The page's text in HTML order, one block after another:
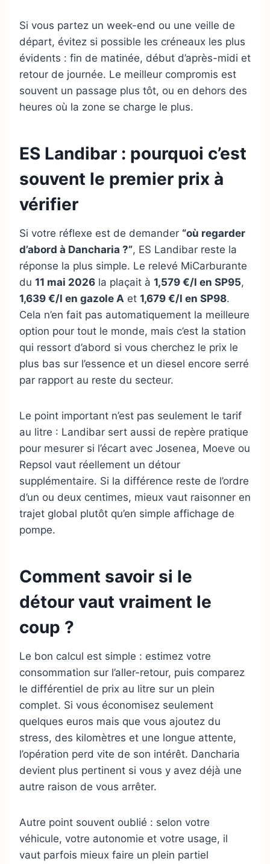
Si vous partez un week-end ou une veille de
départ, évitez si possible les créneaux les plus
évidents : fin de matinée, début d’après-midi et
retour de journée. Le meilleur compromis est
souvent un passage plus tôt, ou en dehors des
heures où la zone se charge le plus.
ES Landibar : pourquoi c’est
souvent le premier prix à
vérifier
Si votre réflexe est de demander “où regarder
d’abord à Dancharia ?”, ES Landibar reste la
réponse la plus simple. Le relevé MiCarburante
du 11 mai 2026 la plaçait à 1,579 €/l en SP95,
1,639 €/l en gazole A et 1,679 €/l en SP98.
Cela n’en fait pas automatiquement la meilleure
option pour tout le monde, mais c’est la station
qui ressort d’abord si vous cherchez le prix le
plus bas sur l’essence et un diesel encore serré
par rapport au reste du secteur.
Le point important n’est pas seulement le tarif
au litre : Landibar sert aussi de repère pratique
pour mesurer si l’écart avec Josenea, Moeve ou
Repsol vaut réellement un détour
supplémentaire. Si la différence reste de l’ordre
d’un ou deux centimes, mieux vaut raisonner en
trajet global plutôt qu’en simple affichage de
pompe.
Comment savoir si le
détour vaut vraiment le
coup ?
Le bon calcul est simple : estimez votre
consommation sur l’aller-retour, puis comparez
le différentiel de prix au litre sur un plein
complet. Si vous économisez seulement
quelques euros mais que vous ajoutez du
stress, des kilomètres et une longue attente,
l’opération perd vite de son intérêt. Dancharia
devient plus pertinent si vous y avez déjà une
autre raison de vous arrêter.
Autre point souvent oublié : selon votre
véhicule, votre autonomie et votre usage, il
vaut parfois mieux faire un plein partiel